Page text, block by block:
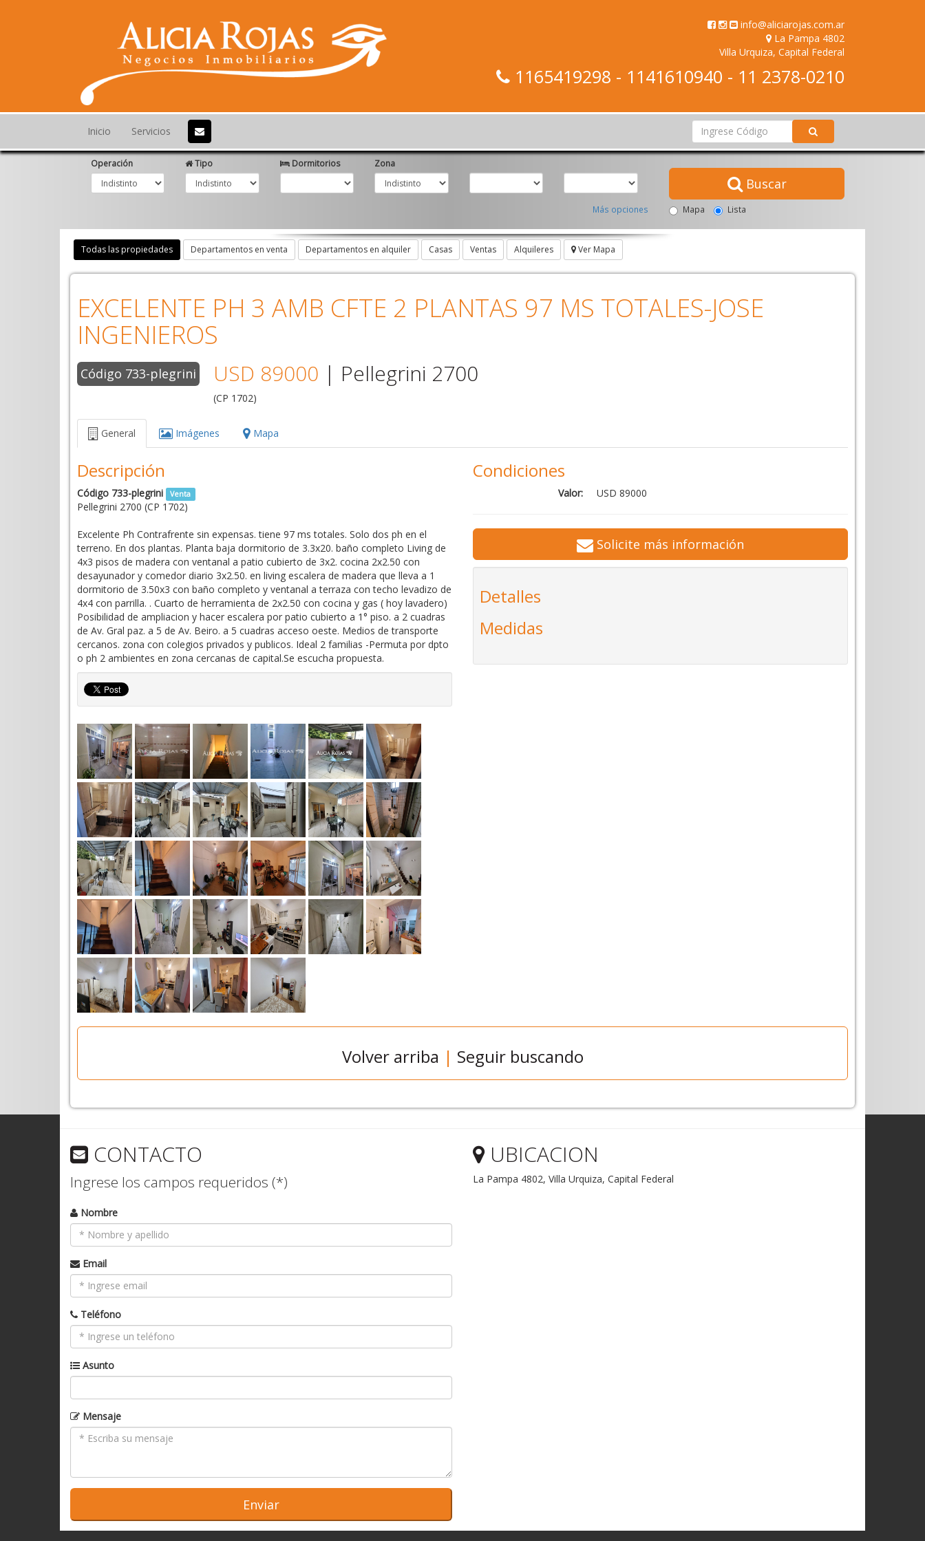
info@aliciarojas.com.ar
La Pampa 4802
Villa Urquiza, Capital Federal
1165419298 - 1141610940 - 11 2378-0210
Inicio Servicios
Operación Tipo Dormitorios Zona
Más opciones
Buscar
Mapa Lista
Todas las propiedades Departamentos en venta Departamentos en alquiler Casas Ventas Alquileres Ver Mapa
EXCELENTE PH 3 AMB CFTE 2 PLANTAS 97 MS TOTALES-JOSE
INGENIEROS
Código 733-plegrini USD 89000 | Pellegrini 2700
(CP 1702)
General Imágenes Mapa
Descripción
Código 733-plegrini Venta
Pellegrini 2700 (CP 1702)
Excelente Ph Contrafrente sin expensas. tiene 97 ms totales. Solo dos ph en el
terreno. En dos plantas. Planta baja dormitorio de 3.3x20. baño completo Living de
4x3 pisos de madera con ventanal a patio cubierto de 3x2. cocina 2x2.50 con
desayunador y comedor diario 3x2.50. en living escalera de madera que lleva a 1
dormitorio de 3.50x3 con baño completo y ventanal a terraza con techo levadizo de
4x4 con parrilla. . Cuarto de herramienta de 2x2.50 con cocina y gas ( hoy lavadero)
Posibilidad de ampliacion y hacer escalera por patio cubierto a 1° piso. a 2 cuadras
de Av. Gral paz. a 5 de Av. Beiro. a 5 cuadras acceso oeste. Medios de transporte
cercanos. zona con colegios privados y publicos. Ideal 2 familias -Permuta por dpto
o ph 2 ambientes en zona cercanas de capital.Se escucha propuesta.
Condiciones
Valor: USD 89000
Solicite más información
Detalles
Medidas
Volver arriba | Seguir buscando
CONTACTO
Ingrese los campos requeridos (*)
Nombre
Email
Teléfono
Asunto
Mensaje
Enviar
UBICACION
La Pampa 4802, Villa Urquiza, Capital Federal